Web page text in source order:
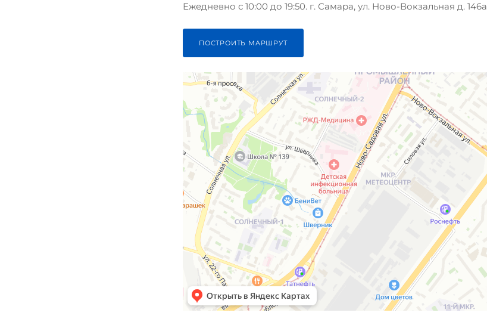
Ежедневно с 10:00 до 19:50. г. Самара, ул. Ново-Вокзальная д. 146а
ПОСТРОИТЬ МАРШРУТ